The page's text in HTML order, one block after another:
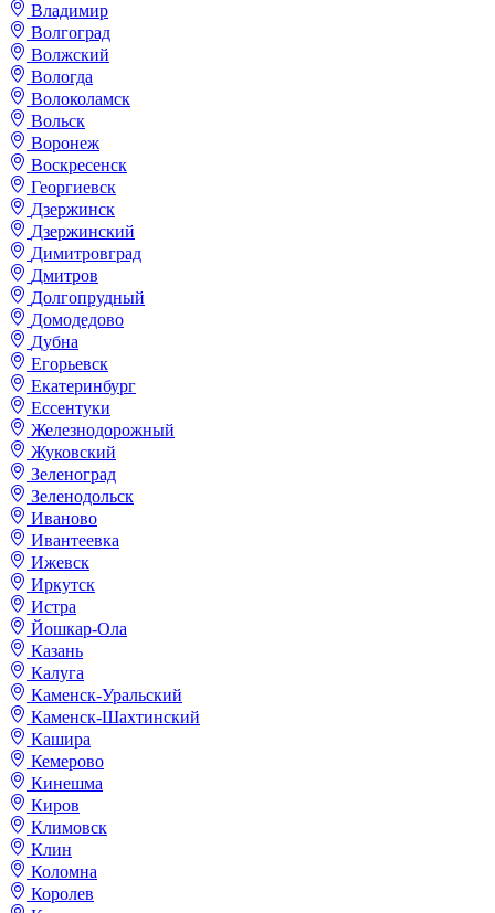
Владимир
Волгоград
Волжский
Вологда
Волоколамск
Вольск
Воронеж
Воскресенск
Георгиевск
Дзержинск
Дзержинский
Димитровград
Дмитров
Долгопрудный
Домодедово
Дубна
Егорьевск
Екатеринбург
Ессентуки
Железнодорожный
Жуковский
Зеленоград
Зеленодольск
Иваново
Ивантеевка
Ижевск
Иркутск
Истра
Йошкар-Ола
Казань
Калуга
Каменск-Уральский
Каменск-Шахтинский
Кашира
Кемерово
Кинешма
Киров
Климовск
Клин
Коломна
Королев